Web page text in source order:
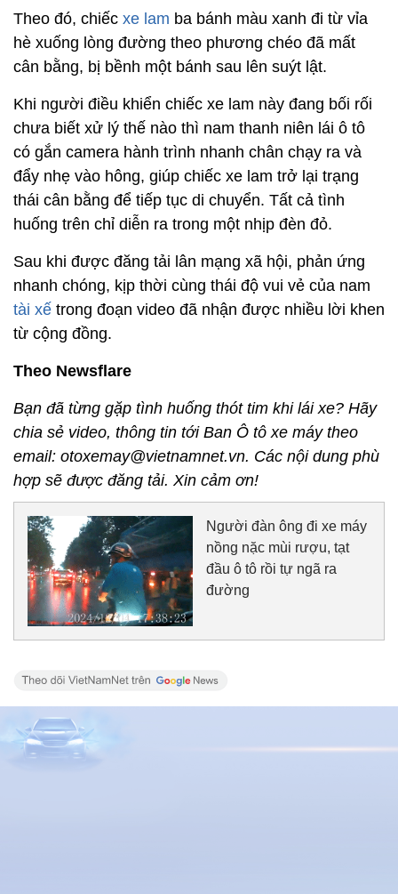
Theo đó, chiếc xe lam ba bánh màu xanh đi từ vỉa
hè xuống lòng đường theo phương chéo đã mất
cân bằng, bị bềnh một bánh sau lên suýt lật.
Khi người điều khiển chiếc xe lam này đang bối rối
chưa biết xử lý thế nào thì nam thanh niên lái ô tô
có gắn camera hành trình nhanh chân chạy ra và
đẩy nhẹ vào hông, giúp chiếc xe lam trở lại trạng
thái cân bằng để tiếp tục di chuyển. Tất cả tình
huống trên chỉ diễn ra trong một nhịp đèn đỏ.
Sau khi được đăng tải lân mạng xã hội, phản ứng
nhanh chóng, kịp thời cùng thái độ vui vẻ của nam
tài xế trong đoạn video đã nhận được nhiều lời khen
từ cộng đồng.
Theo Newsflare
Bạn đã từng gặp tình huống thót tim khi lái xe? Hãy
chia sẻ video, thông tin tới Ban Ô tô xe máy theo
email: otoxemay@vietnamnet.vn. Các nội dung phù
hợp sẽ được đăng tải. Xin cảm ơn!
Người đàn ông đi xe máy
nồng nặc mùi rượu, tạt
đầu ô tô rồi tự ngã ra
đường